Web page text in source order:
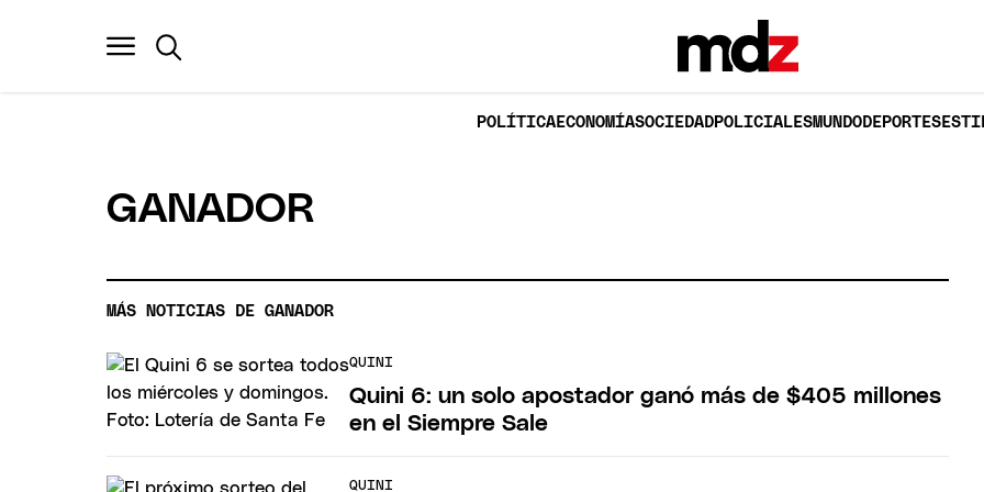
POLÍTICAECONOMÍASOCIEDADPOLICIALESMUNDODEPORTES
GANADOR
MÁS NOTICIAS DE GANADOR
QUINI
Quini 6: un solo apostador ganó más de $405 millones
en el Siempre Sale
QUINI